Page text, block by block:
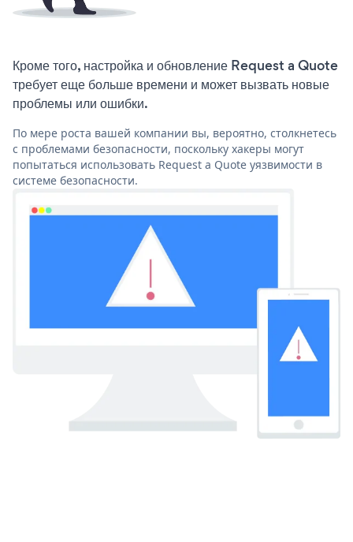
Кроме того, настройка и обновление Request a Quote
требует еще больше времени и может вызвать новые
проблемы или ошибки.
По мере роста вашей компании вы, вероятно, столкнетесь
с проблемами безопасности, поскольку хакеры могут
попытаться использовать Request a Quote уязвимости в
системе безопасности.